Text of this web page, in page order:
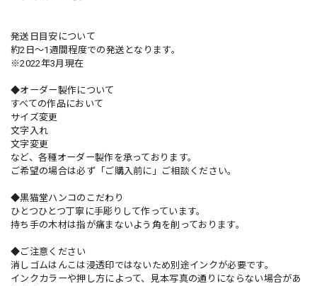
発送日目安について
約2日〜1週間程度での発送となります。
※2022年3月現在
◆オーダー製作について
すべての作品において
サイズ変更
文字入れ
文字変更
など、各種オーダー製作を承っております。
ご希望の場合は必ず「ご購入前に」ご相談ください。
◆黒猫堂ハンコのこだわり
ひとつひとつ丁寧に手彫りして作っています。
持ち手の木材は指が痛まないよう角を削っております。
◆ご注意ください
消しゴムはんこは浸透印ではないため別途インクが必要です。
インクカラーや押し方によって、見本写真の通りにならない場合があ